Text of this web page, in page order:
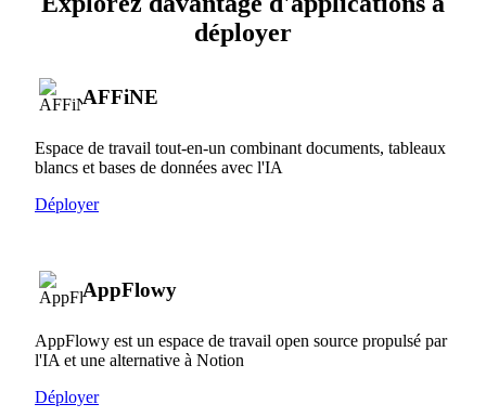
déployer
AFFiNE
Espace de travail tout-en-un combinant documents, tableaux
blancs et bases de données avec l'IA
Déployer
AppFlowy
AppFlowy est un espace de travail open source propulsé par
l'IA et une alternative à Notion
Déployer